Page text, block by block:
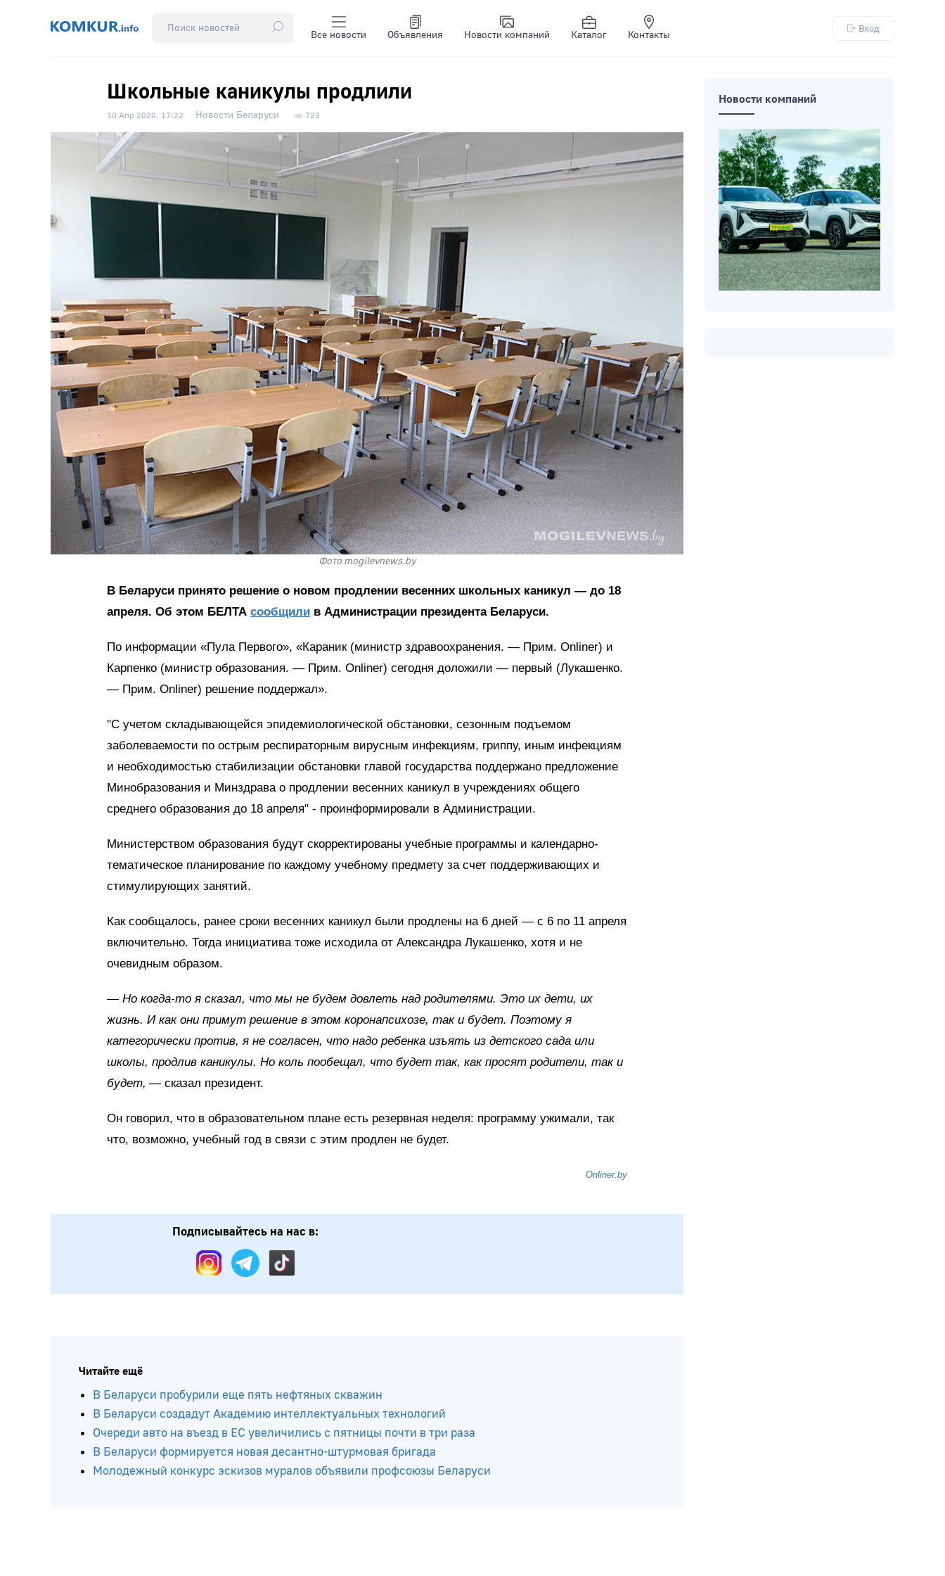
Все новости Объявления Новости компаний Каталог Контакты
Вход
Школьные каникулы продлили
10 Апр 2020, 17:22 Новости Беларуси 723
Фото mogilevnews.by
В Беларуси принято решение о новом продлении весенних школьных каникул — до 18
апреля. Об этом БЕЛТА сообщили в Администрации президента Беларуси.
По информации «Пула Первого», «Караник (министр здравоохранения. — Прим. Onliner) и
Карпенко (министр образования. — Прим. Onliner) сегодня доложили — первый (Лукашенко.
— Прим. Onliner) решение поддержал».
"С учетом складывающейся эпидемиологической обстановки, сезонным подъемом
заболеваемости по острым респираторным вирусным инфекциям, гриппу, иным инфекциям
и необходимостью стабилизации обстановки главой государства поддержано предложение
Минобразования и Минздрава о продлении весенних каникул в учреждениях общего
среднего образования до 18 апреля" - проинформировали в Администрации.
Министерством образования будут скорректированы учебные программы и календарно-
тематическое планирование по каждому учебному предмету за счет поддерживающих и
стимулирующих занятий.
Как сообщалось, ранее сроки весенних каникул были продлены на 6 дней — с 6 по 11 апреля
включительно. Тогда инициатива тоже исходила от Александра Лукашенко, хотя и не
очевидным образом.
— Но когда-то я сказал, что мы не будем довлеть над родителями. Это их дети, их
жизнь. И как они примут решение в этом коронапсихозе, так и будет. Поэтому я
категорически против, я не согласен, что надо ребенка изъять из детского сада или
школы, продлив каникулы. Но коль пообещал, что будет так, как просят родители, так и
будет, — сказал президент.
Он говорил, что в образовательном плане есть резервная неделя: программу ужимали, так
что, возможно, учебный год в связи с этим продлен не будет.
Onliner.by
Подписывайтесь на нас в:
Читайте ещё
В Беларуси пробурили еще пять нефтяных скважин
В Беларуси создадут Академию интеллектуальных технологий
Новости компаний